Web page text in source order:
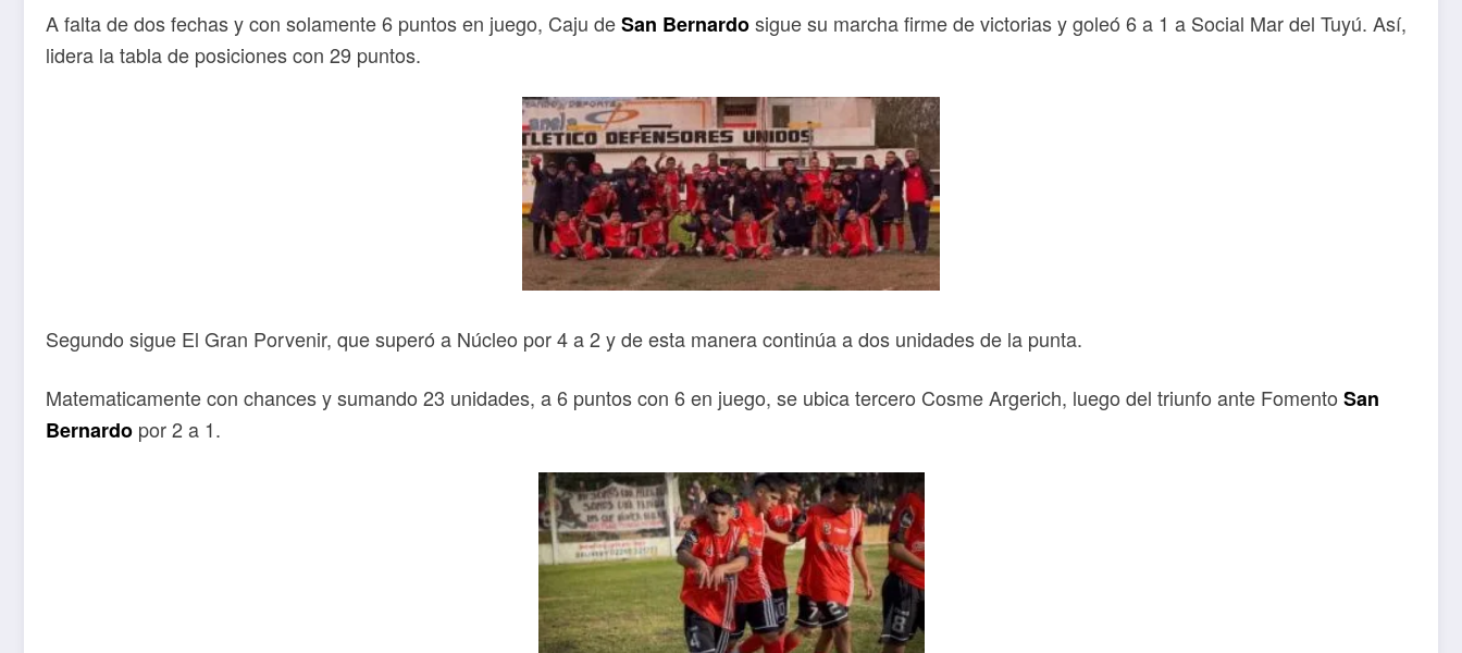
A falta de dos fechas y con solamente 6 puntos en juego, Caju deSan Bernardosigue su marcha firme de victorias y goleó 6 a 1 a Social Mar del Tuyú. Así,
lidera la tabla de posiciones con 29 puntos.
Segundo sigue El Gran Porvenir, que superó a Núcleo por 4 a 2 y de esta manera continúa a dos unidades de la punta.
Matematicamente con chances y sumando 23 unidades, a 6 puntos con 6 en juego, se ubica tercero Cosme Argerich, luego del triunfo ante Fomento San
Bernardo por 2 a 1.